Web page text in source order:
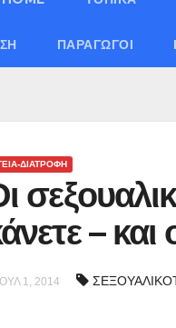
ΠΑΡΑΓΩΓΟΊ
ΔΙΑΤΡΟΦΗ
–
1, 2014